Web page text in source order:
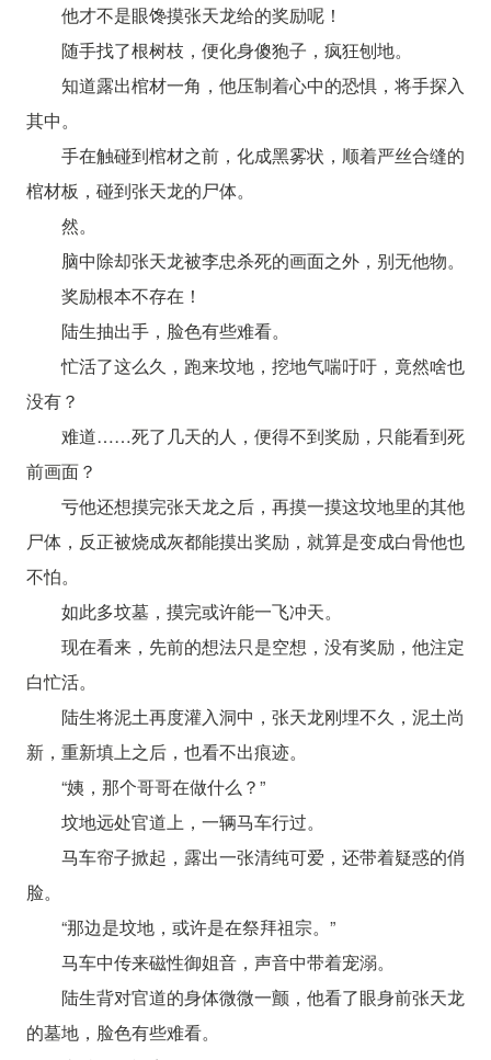
他才不是眼馋摸张天龙给的奖励呢！
随手找了根树枝，便化身傻狍子，疯狂刨地。
知道露出棺材一角，他压制着心中的恐惧，将手探入
其中。
手在触碰到棺材之前，化成黑雾状，顺着严丝合缝的
棺材板，碰到张天龙的尸体。
然。
脑中除却张天龙被李忠杀死的画面之外，别无他物。
奖励根本不存在！
陆生抽出手，脸色有些难看。
忙活了这么久，跑来坟地，挖地气喘吁吁，竟然啥也
没有？
难道……死了几天的人，便得不到奖励，只能看到死
前画面？
亏他还想摸完张天龙之后，再摸一摸这坟地里的其他
尸体，反正被烧成灰都能摸出奖励，就算是变成白骨他也
不怕。
如此多坟墓，摸完或许能一飞冲天。
现在看来，先前的想法只是空想，没有奖励，他注定
白忙活。
陆生将泥土再度灌入洞中，张天龙刚埋不久，泥土尚
新，重新填上之后，也看不出痕迹。
“姨，那个哥哥在做什么？”
坟地远处官道上，一辆马车行过。
马车帘子掀起，露出一张清纯可爱，还带着疑惑的俏
脸。
“那边是坟地，或许是在祭拜祖宗。”
马车中传来磁性御姐音，声音中带着宠溺。
陆生背对官道的身体微微一颤，他看了眼身前张天龙
的墓地，脸色有些难看。